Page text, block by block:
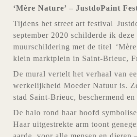
‘Mère Nature’ – JustdoPaint
Tijdens het street art festival
september 2020 schilderde ik deze
muurschildering met de titel
klein marktplein in Saint-Brieuc,
De mural vertelt het verhaal van
werkelijkheid Moeder Natuur is.
stad Saint-Brieuc, beschermend
De halo rond haar hoofd
Haar uitgestrekte arm toont